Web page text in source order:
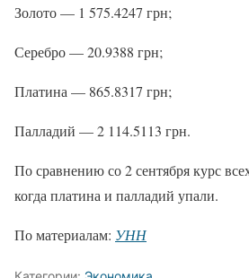
Золото — 1 575.4247 грн;
Серебро — 20.9388 грн;
Платина — 865.8317 грн;
Палладий — 2 114.5113 грн.
По сравнению со 2 сентября курс
когда платина и палладий упали.
По материалам: УНН